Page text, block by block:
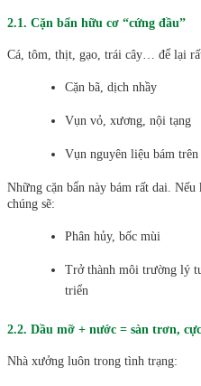
2.1. Cặn bẩn hữu cơ “cứng đầu”
Cá, tôm, thịt, gạo, trái cây… để lại
Cặn bã, dịch nhầy
Vụn vỏ, xương, nội tạng
Vụn nguyên liệu bám
Những cặn bẩn này bám rất dai. Nếu
chúng sẽ:
Phân hủy, bốc mùi
Trở thành môi trường lý
triển
2.2. Dầu mỡ + nước = sàn trơn,
Nhà xưởng luôn trong tình trạng: